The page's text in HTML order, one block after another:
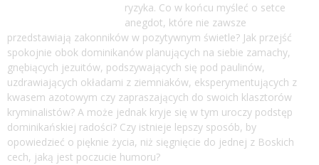
ryzyka. Co w końcu myśleć o setce
anegdot, które nie zawsze
przedstawiają zakonników w pozytywnym świetle? Jak przejść
spokojnie obok dominikanów planujących na siebie zamachy,
gnębiących jezuitów, podszywających się pod paulinów,
uzdrawiających okładami z ziemniaków, eksperymentujących z
kwasem azotowym czy zapraszających do swoich klasztorów
kryminalistów? A może jednak kryje się w tym uroczy podstęp
dominikańskiej radości? Czy istnieje lepszy sposób, by
opowiedzieć o pięknie życia, niż sięgnięcie do jednej z Boskich
cech, jaką jest poczucie humoru?